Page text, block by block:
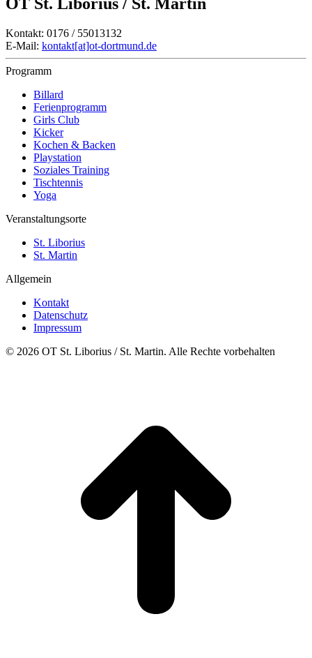
OT St. Liborius / St. Martin
Kontakt: 0176 / 55013132
E-Mail: kontakt[at]ot-dortmund.de
Programm
Billard
Ferienprogramm
Girls Club
Kicker
Kochen & Backen
Playstation
Soziales Training
Tischtennis
Yoga
Veranstaltungsorte
St. Liborius
St. Martin
Allgemein
Kontakt
Datenschutz
Impressum
© 2026 OT St. Liborius / St. Martin. Alle Rechte vorbehalten